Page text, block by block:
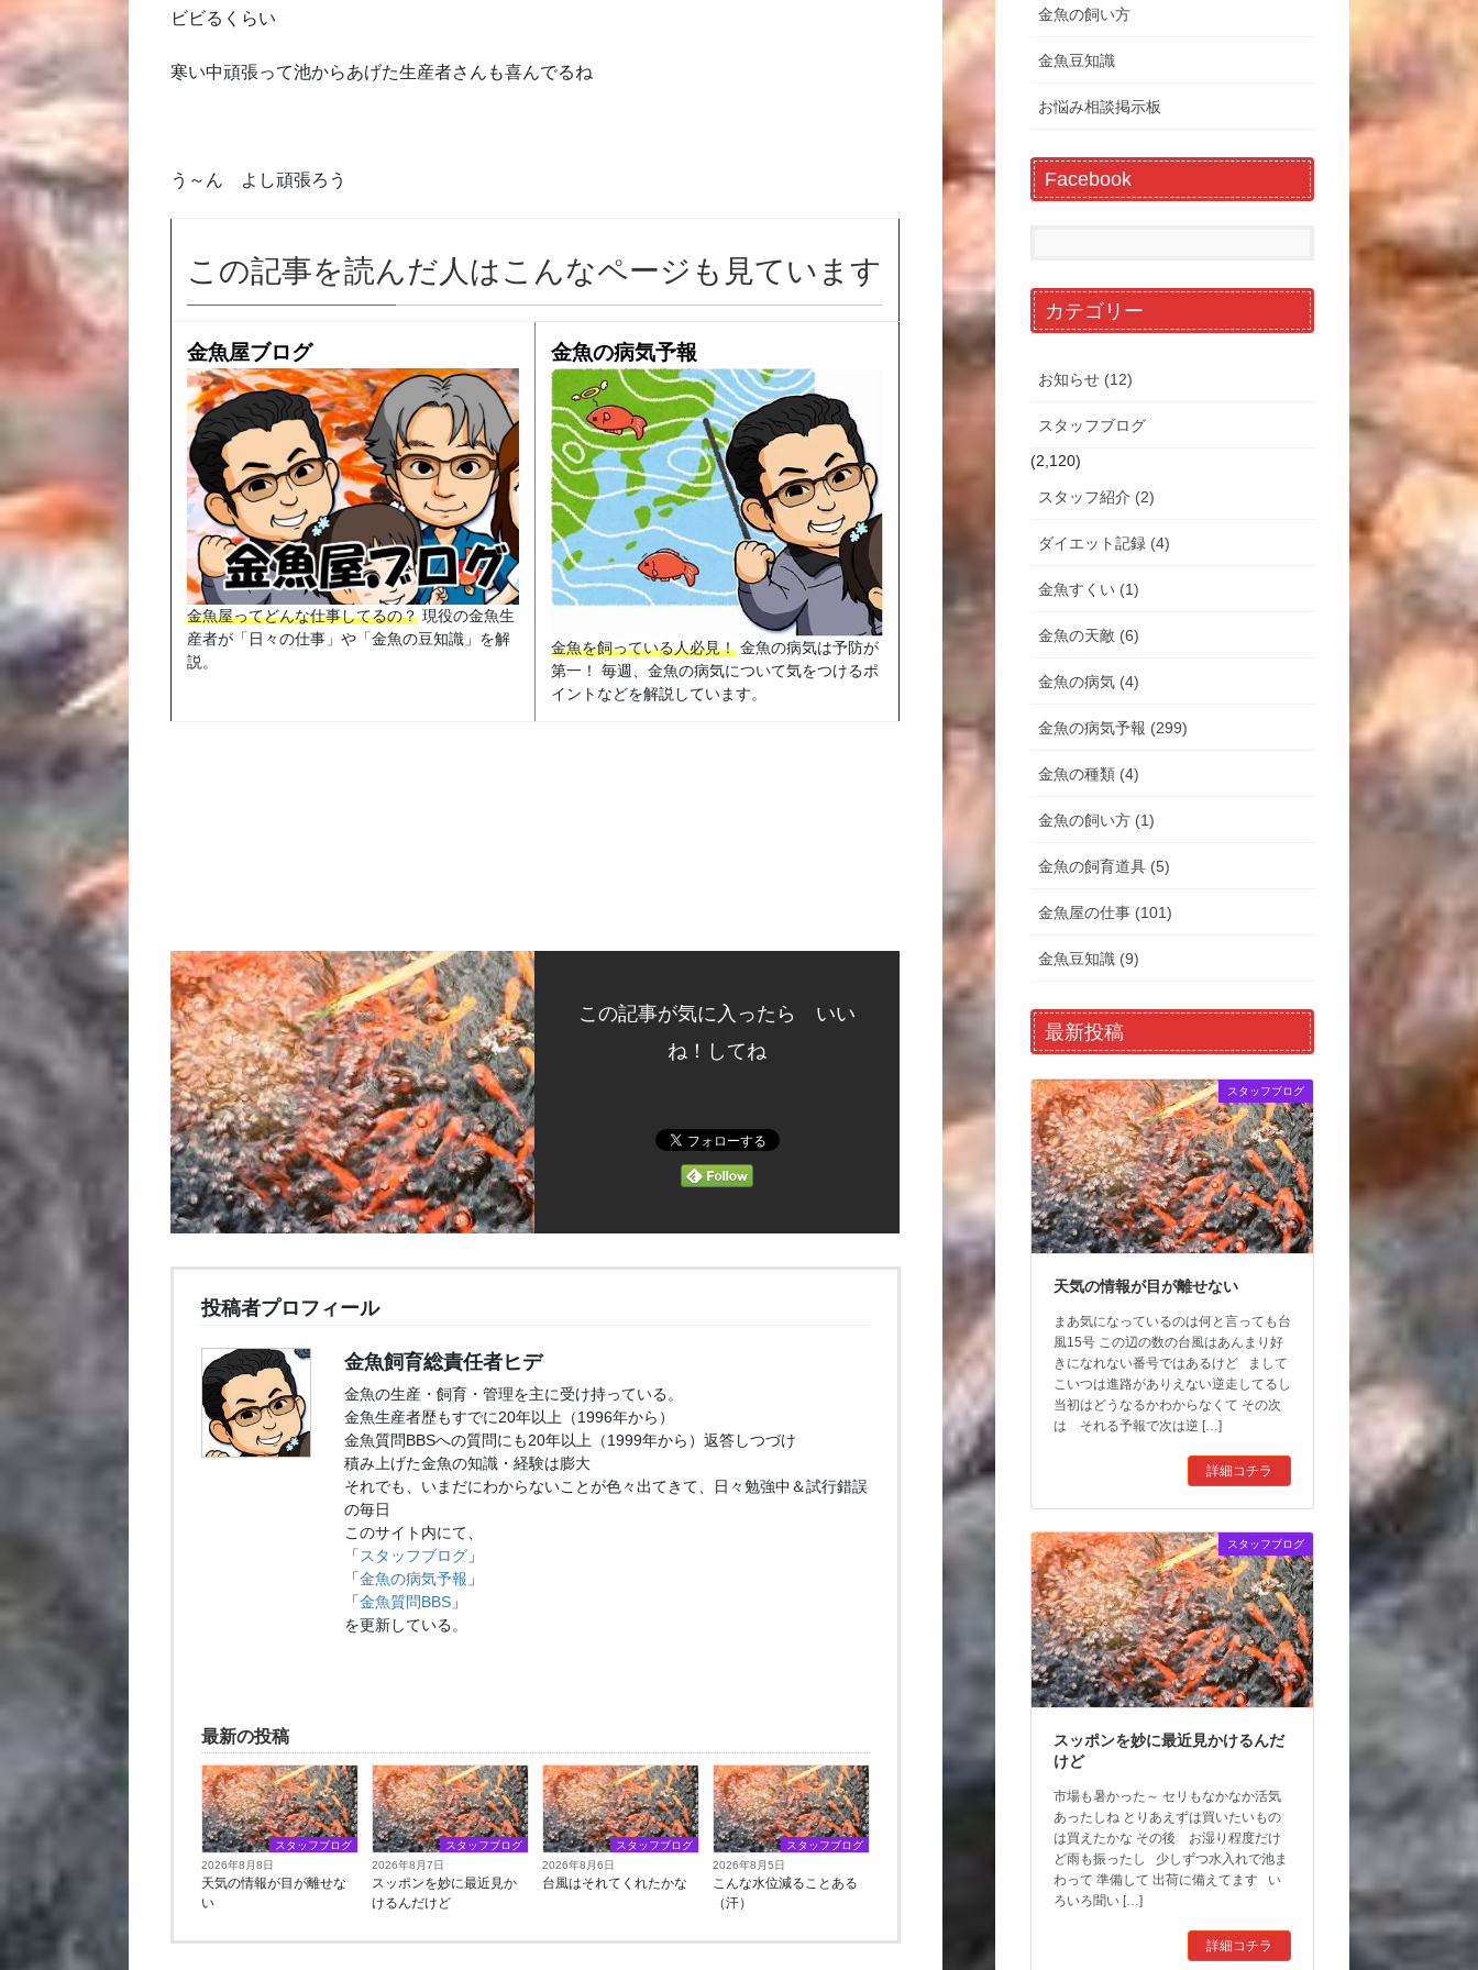
ビビるくらい
寒い中頑張って池からあげた生産者さんも喜んでるね
う～ん よし頑張ろう
この記事を読んだ人はこんなページも見ています
金魚屋ブログ
金魚屋ってどんな仕事してるの？ 現役の金魚生
産者が「日々の仕事」や「金魚の豆知識」を解
説。
金魚の病気予報
金魚を飼っている人必見！ 金魚の病気は予防が
第一！ 毎週、金魚の病気について気をつけるポ
イントなどを解説しています。
この記事が気に入ったら いい
ね！してね
投稿者プロフィール
金魚飼育総責任者ヒデ
金魚の生産・飼育・管理を主に受け持っている。
金魚生産者歴もすでに20年以上（1996年から）
金魚質問BBSへの質問にも20年以上（1999年から）返答しつづけ
積み上げた金魚の知識・経験は膨大
それでも、いまだにわからないことが色々出てきて、日々勉強中＆試行錯誤
の毎日
このサイト内にて、
「 スタッフブログ 」
「金魚の病気予報 」
「金魚質問BBS 」
を更新している。
最新の投稿
スタッフブログ
2026年8月8日
天気の情報が目が離せな
い
スタッフブログ
2026年8月7日
スッポンを妙に最近見か
けるんだけど
スタッフブログ
2026年8月6日
台風はそれてくれたかな
スタッフブログ
2026年8月5日
こんな水位減ることある
（汗）
金魚の飼い方
金魚豆知識
お悩み相談掲示板
Facebook
カテゴリー
お知らせ (12)
スタッフブログ
(2,120)
スタッフ紹介 (2)
ダイエット記録 (4)
金魚すくい (1)
金魚の天敵 (6)
金魚の病気 (4)
金魚の病気予報 (299)
金魚の種類 (4)
金魚の飼い方 (1)
金魚の飼育道具 (5)
金魚屋の仕事 (101)
金魚豆知識 (9)
最新投稿
スタッフブログ
天気の情報が目が離せない
まあ気になっているのは何と言っても台
風15号 この辺の数の台風はあんまり好
きになれない番号ではあるけど まして
こいつは進路がありえない逆走してるし
当初はどうなるかわからなくて その次
は それる予報で次は逆 […]
詳細コチラ
スタッフブログ
スッポンを妙に最近見かけるんだ
けど
市場も暑かった～ セリもなかなか活気
あったしね とりあえずは買いたいもの
は買えたかな その後 お湿り程度だけ
ど雨も振ったし 少しずつ水入れで池ま
わって 準備して 出荷に備えてます い
ろいろ聞い […]
詳細コチラ